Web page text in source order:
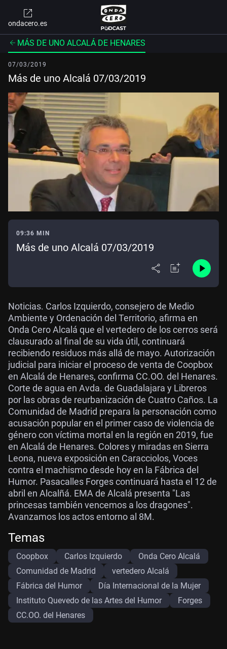
ondacero.es
MÁS DE UNO ALCALÁ DE HENARES
07/03/2019
Más de uno Alcalá 07/03/2019
09:36 MIN
Más de uno Alcalá 07/03/2019
Noticias. Carlos Izquierdo, consejero de Medio
Ambiente y Ordenación del Territorio, afirma en
Onda Cero Alcalá que el vertedero de los cerros será
clausurado al final de su vida útil, continuará
recibiendo residuos más allá de mayo. Autorización
judicial para iniciar el proceso de venta de Coopbox
en Alcalá de Henares, confirma CC.OO. del Henares.
Corte de agua en Avda. de Guadalajara y Libreros
por las obras de reurbanización de Cuatro Caños. La
Comunidad de Madrid prepara la personación como
acusación popular en el primer caso de violencia de
género con víctima mortal en la región en 2019, fue
en Alcalá de Henares. Colores y miradas en Sierra
Leona, nueva exposición en Caracciolos, Voces
contra el machismo desde hoy en la Fábrica del
Humor. Pasacalles Forges continuará hasta el 12 de
abril en Alcalñá. EMA de Alcalá presenta "Las
princesas también vencemos a los dragones".
Avanzamos los actos entorno al 8M.
Temas
Coopbox Carlos Izquierdo
Onda Cero Alcalá
Comunidad de Madrid
vertedero Alcalá
Fábrica del Humor
Día Internacional de la Mujer
Instituto Quevedo de las Artes del Humor
Forges
CC.OO. del Henares